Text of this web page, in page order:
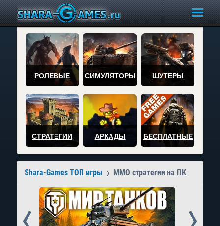
РОЛЕВЫЕ СИМУЛЯТОРЫ ШУТЕРЫ
СТРАТЕГИИ АРКАДЫ БЕСПЛАТНЫЕ
Shara-Games ТОП игры MMO стратегии на ПК
Prev